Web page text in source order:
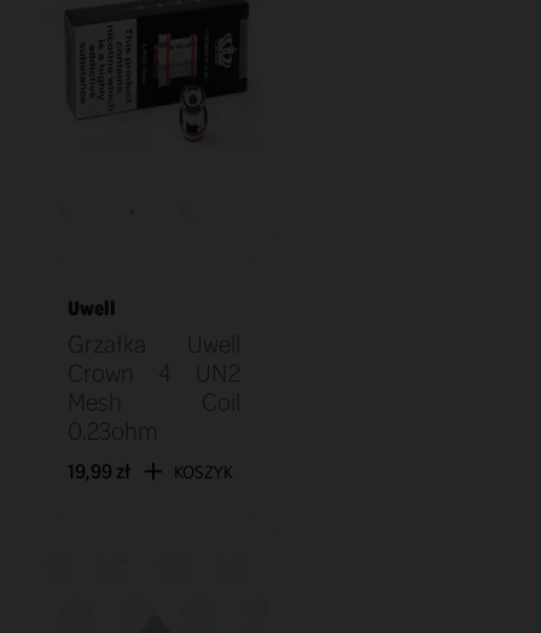
Uwell
Grzałka Uwell
Crown 4 UN2
Mesh Coil
0.23ohm
19,99 zł KOSZYK